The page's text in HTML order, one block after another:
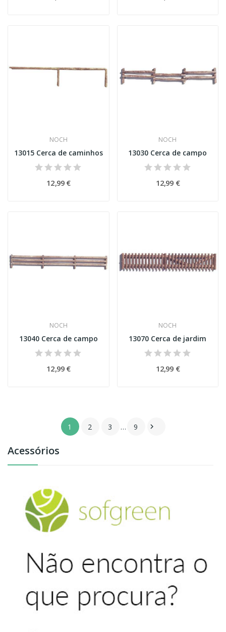
Acessórios
NOCH
13015 Cerca de caminhos
12,99 €
NOCH
13030 Cerca de campo
12,99 €
NOCH
13040 Cerca de campo
12,99 €
NOCH
13070 Cerca de jardim
12,99 €
1 2 3 … 9 